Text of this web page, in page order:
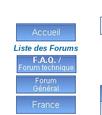
Liste des Forums